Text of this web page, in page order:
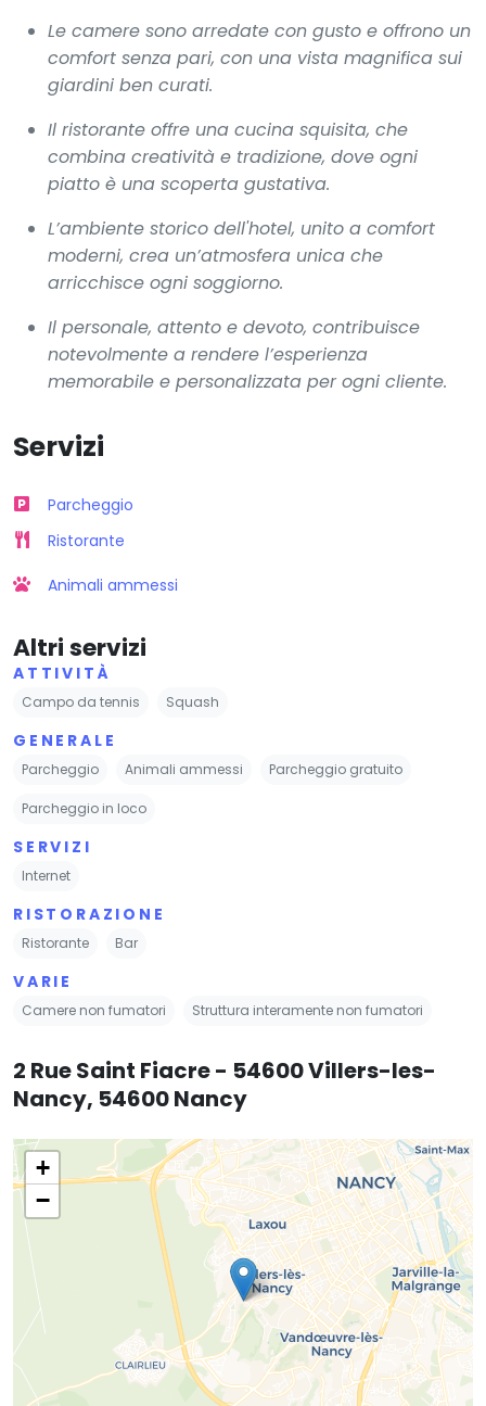
Le camere sono arredate con gusto e offrono un
comfort senza pari, con una vista magnifica sui
giardini ben curati.
Il ristorante offre una cucina squisita, che
combina creatività e tradizione, dove ogni
piatto è una scoperta gustativa.
L’ambiente storico dell'hotel, unito a comfort
moderni, crea un’atmosfera unica che
arricchisce ogni soggiorno.
Il personale, attento e devoto, contribuisce
notevolmente a rendere l’esperienza
memorabile e personalizzata per ogni cliente.
Servizi
Parcheggio
Ristorante
Animali ammessi
Altri servizi
ATTIVITÀ
Campo da tennis Squash
GENERALE
Parcheggio Animali ammessi Parcheggio gratuito
Parcheggio in loco
SERVIZI
Internet
RISTORAZIONE
Ristorante Bar
VARIE
Camere non fumatori Struttura interamente non fumatori
2 Rue Saint Fiacre - 54600 Villers-les-
Nancy, 54600 Nancy
+
−